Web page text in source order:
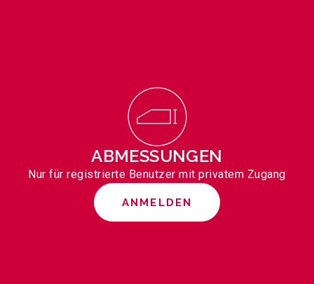
ABMESSUNGEN
Nur für registrierte Benutzer mit privatem Zugang
ANMELDEN